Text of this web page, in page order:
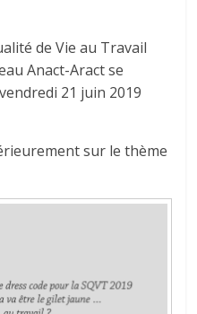
de Vie au Travail
Anact-Aract se
21 juin 2019
sur le thème